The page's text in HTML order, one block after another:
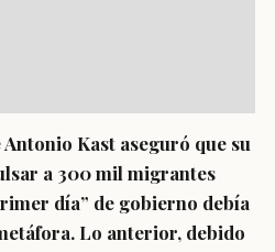
Kast aseguró que su
a 300 mil migrantes
día” de gobierno debía
Lo anterior, debido